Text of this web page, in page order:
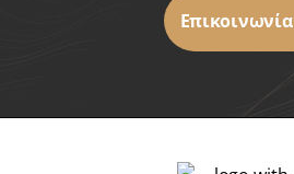
Επικοινωνία